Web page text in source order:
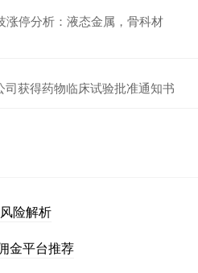
涨停分析：液态金属，骨科材
获得药物临床试验批准通知书
险解析
金平台推荐